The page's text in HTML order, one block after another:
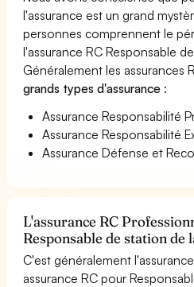
l'assurance est un grand
personnes comprennent le
l'assurance RC Responsable
Généralement les
grands types d'assurance :
Assurance Responsabilité
Assurance Responsabilité
Assurance Défense et
L'assurance RC
Responsable de station de
C'est généralement
assurance RC pour